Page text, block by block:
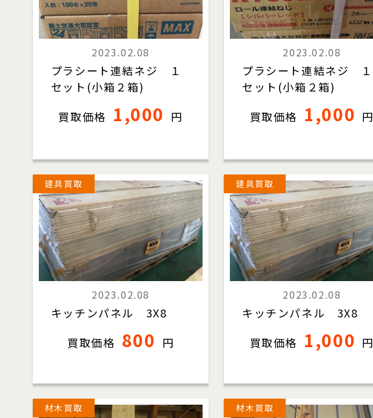
2023.02.08
プラシート連結ネジ １
セット(小箱２箱)
買取価格 1,000 円
2023.02.08
プラシート連結ネジ １
セット(小箱２箱)
買取価格 1,000 円
建具買取
2023.02.08
キッチンパネル 3X8
買取価格 800 円
建具買取
2023.02.08
キッチンパネル 3X8
買取価格 1,000 円
材木買取 材木買取